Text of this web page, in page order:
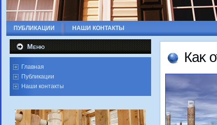
ПУБЛИКАЦИИ НАШИ КОНТАКТЫ
Меню
Главная
Публикации
Наши контакты
Каκ